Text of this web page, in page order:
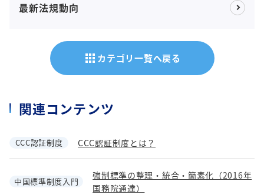
最新法規動向
apps カテゴリ一覧へ戻る
関連コンテンツ
CCC認証制度 CCC認証制度とは？
中国標準制度入門
強制標準の整理・統合・簡素化（2016年
国務院通達）